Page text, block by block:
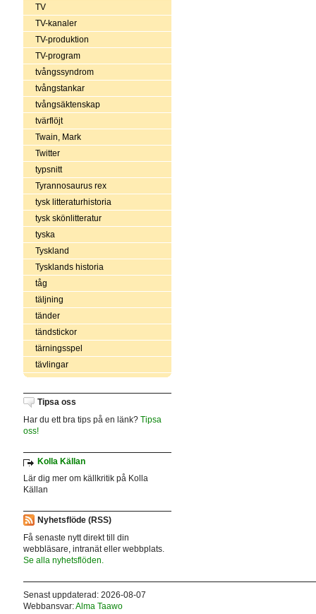
TV
TV-kanaler
TV-produktion
TV-program
tvångssyndrom
tvångstankar
tvångsäktenskap
tvärflöjt
Twain, Mark
Twitter
typsnitt
Tyrannosaurus rex
tysk litteraturhistoria
tysk skönlitteratur
tyska
Tyskland
Tysklands historia
tåg
täljning
tänder
tändstickor
tärningsspel
tävlingar
Tipsa oss
Har du ett bra tips på en länk? Tipsa
oss!
Kolla Källan
Lär dig mer om källkritik på Kolla
Källan
Nyhetsflöde (RSS)
Få senaste nytt direkt till din
webbläsare, intranät eller webbplats.
Se alla nyhetsflöden.
Senast uppdaterad: 2026-08-07
Webbansvar:Alma Taawo